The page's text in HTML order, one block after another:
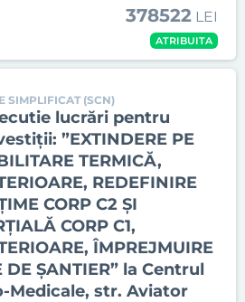
378522 LEI
ATRIBUITA
SIMPLIFICAT (SCN)
lucrări pentru
”EXTINDERE PE
TERMICĂ,
REDEFINIRE
CORP C2 ȘI
CORP C1,
ÎMPREJMUIRE
DE ȘANTIER” la Centrul
Medicale, str. Aviator